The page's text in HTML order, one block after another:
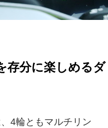
存分に楽しめるダ
4輪ともマルチリン